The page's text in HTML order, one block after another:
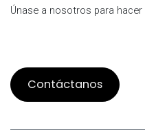
Únase a nosotros para
Contáctanos